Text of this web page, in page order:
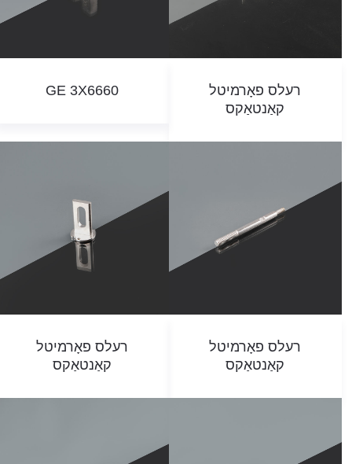
GE 3X6660
רעלס פאָרמיטל
קאַנטאַקס
רעלס פאָרמיטל
קאַנטאַקס
רעלס פאָרמיטל
קאַנטאַקס